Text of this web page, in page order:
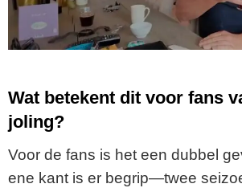
Wat betekent dit voor fans
joling?
Voor de fans is het een dubbel
ene kant is er begrip—twee